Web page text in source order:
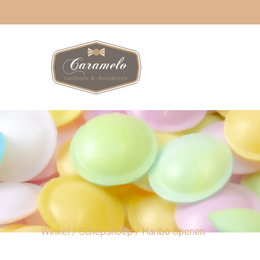
Winkel/Schepsnoep/ Haribo Spenen